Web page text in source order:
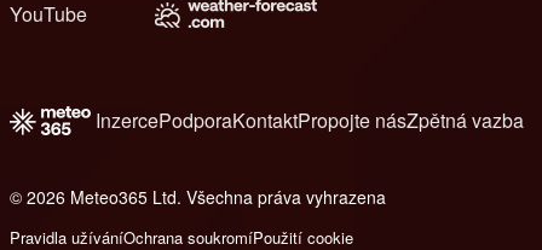
YouTube
InzercePodporaKontaktPropojte násZpětná vazba
© 2026 Meteo365 Ltd. Všechna práva vyhrazena
Pravidla užíváníOchrana soukromíPoužití cookie